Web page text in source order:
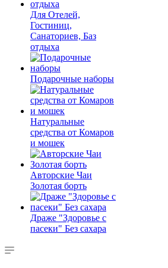
Для Отелей,
Гостиниц,
Санаториев, Баз
отдыха
Подарочные наборы
Натуральные
средства от Комаров
и мошек
Авторские Чаи
Золотая борть
Драже "Здоровье с
пасеки" Без сахара